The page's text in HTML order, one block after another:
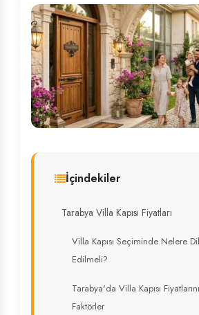
İçindekiler
Tarabya Villa Kapısı Fiyatları
Villa Kapısı Seçiminde Nelere
Edilmeli?
Tarabya'da Villa Kapısı
Faktörler